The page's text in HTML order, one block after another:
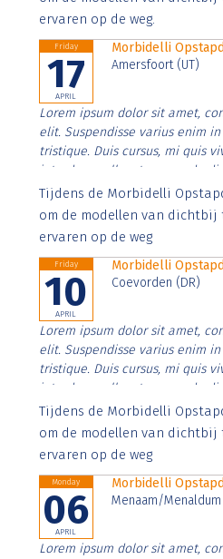
ervaren op de weg.
Friday
17
APRIL
Morbidelli
Amersfoort (UT)
Lorem ipsum dolor sit amet,
elit. Suspendisse varius enim
tristique. Duis cursus, mi quis
interdum nulla, ut commodo
Aenean faucibus nibh et justo
imperdiet. Nunc ut sem vitae
Tijdens de Morbidelli
om de modellen van dichtbij
ervaren op de weg
Friday
10
APRIL
Morbidelli
Coevorden (DR)
Lorem ipsum dolor sit amet,
elit. Suspendisse varius enim
tristique. Duis cursus, mi quis
interdum nulla, ut commodo
Aenean faucibus nibh et justo
imperdiet. Nunc ut sem vitae
Tijdens de Morbidelli
om de modellen van dichtbij
ervaren op de weg
Monday
06
APRIL
Morbidelli
Menaam/Menaldum
Lorem ipsum dolor sit amet,